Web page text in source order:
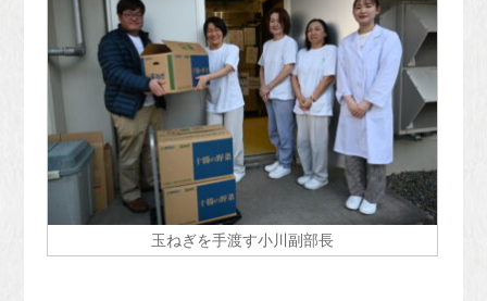
玉ねぎを手渡す小川副部長